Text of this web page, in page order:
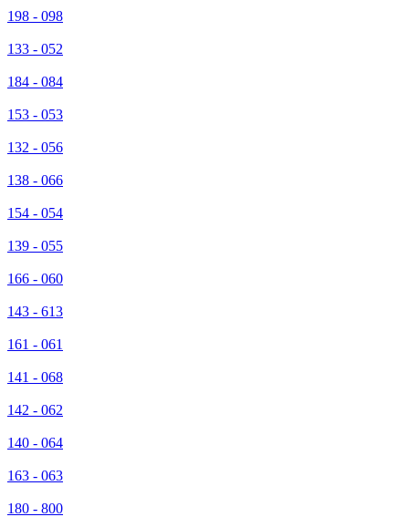
198 - 098
133 - 052
184 - 084
153 - 053
132 - 056
138 - 066
154 - 054
139 - 055
166 - 060
143 - 613
161 - 061
141 - 068
142 - 062
140 - 064
163 - 063
180 - 800